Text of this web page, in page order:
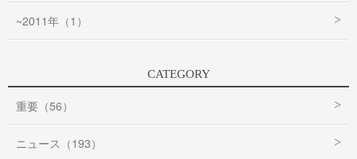
~2011年（1）
CATEGORY
重要（56）
ニュース（193）